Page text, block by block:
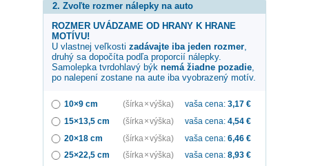
2. Zvoľte rozmer nálepky na auto
ROZMER UVÁDZAME OD HRANY K HRANE
MOTÍVU!
U vlastnej veľkosti zadávajte iba jeden rozmer,
druhý sa dopočíta podľa proporcií nálepky.
Samolepka tvrdohlavý býk nemá žiadne pozadie,
po nalepení zostane na aute iba vyobrazený motív.
10×9 cm (šírka × výška) vaša cena: 3,17 €
15×13,5 cm
(šírka × výška) vaša cena: 4,54 €
20×18 cm
(šírka × výška) vaša cena: 6,46 €
25×22,5 cm
(šírka × výška) vaša cena: 8,93 €